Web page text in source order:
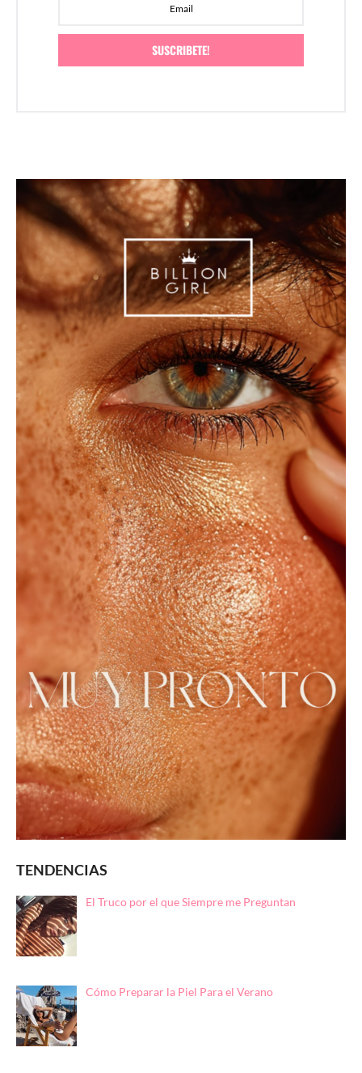
SUSCRIBETE!
TENDENCIAS
El Truco por el que Siempre me Preguntan
Cómo Preparar la Piel Para el Verano